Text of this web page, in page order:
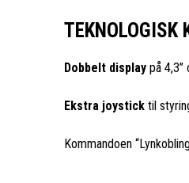
TEKNOLOGISK
Dobbelt displaypå
Ekstra joysticktil
Kommandoen